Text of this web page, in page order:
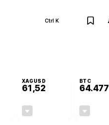
Ctrl K
XAGUSD
61,52
BTC
64.477